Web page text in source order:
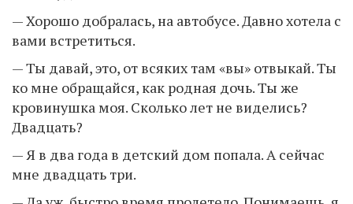
— Хорошо добралась, на автобусе. Давно хотела с
вами встретиться.
— Ты давай, это, от всяких там «вы» отвыкай. Ты
ко мне обращайся, как родная дочь. Ты же
кровинушка моя. Сколько лет не виделись?
Двадцать?
— Я в два года в детский дом попала. А сейчас
мне двадцать три.